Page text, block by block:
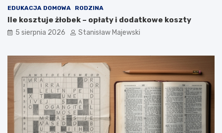
EDUKACJA DOMOWA RODZINA
Ile kosztuje żłobek – opłaty i dodatkowe koszty
5 sierpnia 2026 Stanisław Majewski